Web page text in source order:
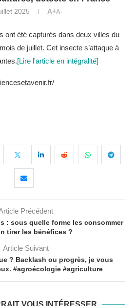
2025 A+A-
ont été capturés dans deux villes du
de juillet. Cet insecte s’attaque à
[Lire l'article en intégralité]
Précédent
: sous quelle forme les consommer
tirer les bénéfices ?
Article Suivant
? Backlash ou progrès, je vous
#agroécologie #agriculture